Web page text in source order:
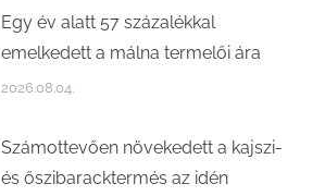
Egy év alatt 57 százalékkal
emelkedett a málna termelői ára
2026.08.04.
Számottevően növekedett a kajszi-
és őszibaracktermés az idén